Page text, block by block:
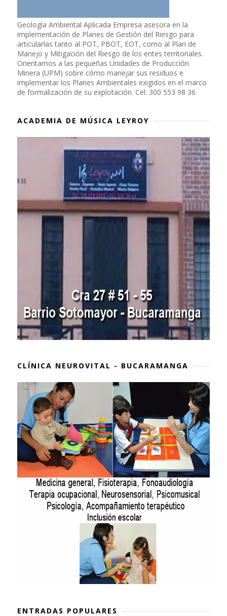
Geología Ambiental Aplicada Empresa asesora en la
implementación de Planes de Gestión del Riesgo para
articularlas tanto al POT, PBOT, EOT, como al Plan de
Manejo y Mitigación del Riesgo de los entes territoriales.
Orientamos a las pequeñas Unidades de Producción
Minera (UPM) sobre cómo manejar sus residuos e
implementar los Planes Ambientales exigidos en el marco
de formalización de su explotación. Cel: 300 553 98 36
ACADEMIA DE MÚSICA LEYROY
CLÍNICA NEUROVITAL - BUCARAMANGA
ENTRADAS POPULARES